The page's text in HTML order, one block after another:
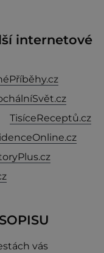
internetové
TisíceReceptů.cz
vás